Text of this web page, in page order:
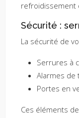
refroidissement
Sécurité :
La sécurité de
Serrures à
Alarmes
Portes en
Ces éléments